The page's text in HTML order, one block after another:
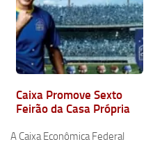
Caixa Promove Sexto
Feirão da Casa Própria
A Caixa Econômica Federal